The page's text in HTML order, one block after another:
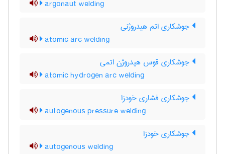
argonaut welding
جوشکاری اتم هیدروژنی
atomic arc welding
جوشکاری قوس هیدروژن اتمی
atomic hydrogen arc welding
جوشکاری فشاری خودزا
autogenous pressure welding
جوشکاری خودزا
autogenous welding